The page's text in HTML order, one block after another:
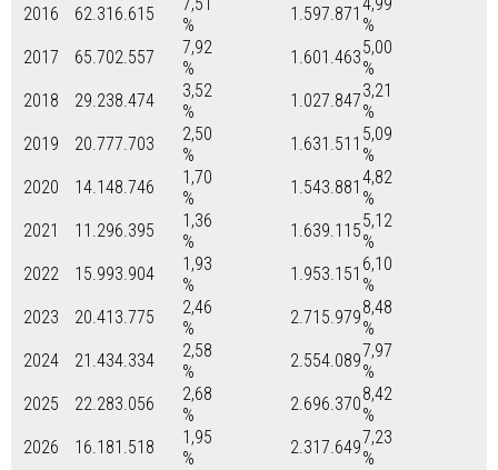
2016
62.316.615
%
1.597.871
%
2017
65.702.557
7,92
%
1.601.4635,00
%
2018
29.238.474
3,52
%
1.027.8473,21
%
2019
20.777.703
2,50
%
1.631.511 5,09
%
2020
14.148.746
1,70
%
1.543.881 4,82
%
2021
11.296.395
1,36
%
1.639.1155,12
%
2022
15.993.904
1,93
%
1.953.151 6,10
%
2023
20.413.775
2,46
%
2.715.9798,48
%
2024
21.434.334
2,58
%
2.554.0897,97
%
2025
22.283.056
2,68
%
2.696.3708,42
%
2026
16.181.518
1,95
%
2.317.6497,23
%